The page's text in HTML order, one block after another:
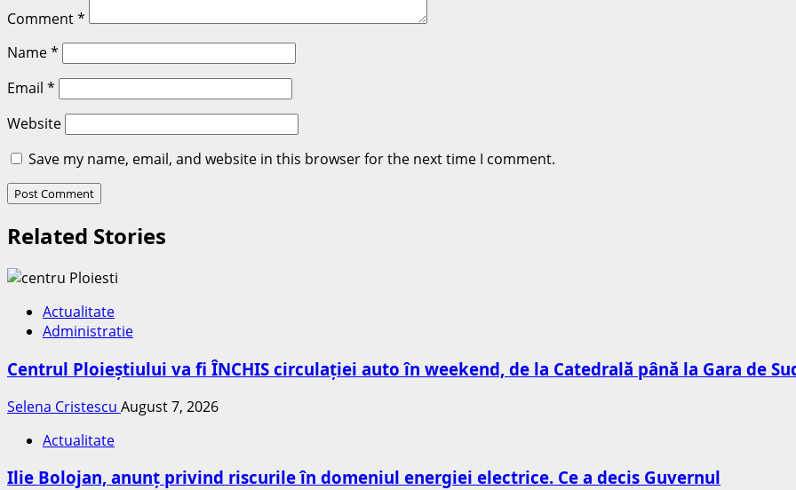
Comment*
Name*
Email *
Website
Save my name, email, and website in this browser for the next time I comment.
Related Stories
Actualitate
Administratie
Centrul Ploieștiului va fi ÎNCHIS circulației auto în weekend, de la Catedrală până la Gara de
Selena Cristescu August 7, 2026
Actualitate
Ilie Bolojan, anunț privind riscurile în domeniul energiei electrice. Ce a decis Guvernul